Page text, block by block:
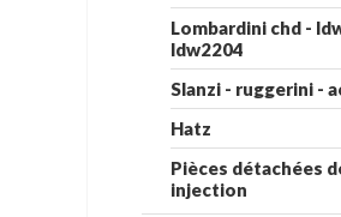
Lombardini chd -
ldw2204
Slanzi - ruggerini -
Hatz
Pièces détachées
injection